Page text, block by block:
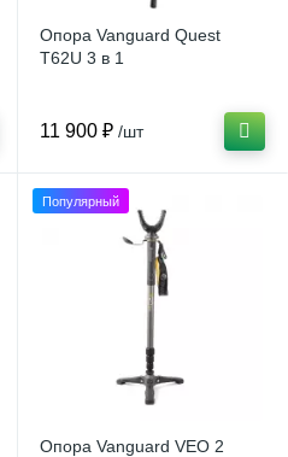
Опора Vanguard Quest
T62U 3 в 1
11 900 ₽ /шт
Популярный
Опора Vanguard VEO 2